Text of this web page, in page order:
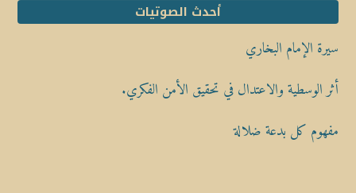
أحدث الصوتيات
سيرة الإمام البخاري
أثر الوسطية والاعتدال في تحقيق الأمن الفكري.
مفهوم كل بدعة ضلالة